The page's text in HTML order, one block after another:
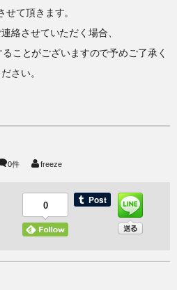
せて頂きます。
絡させていただく場合、
ことがございますので予めご了承く
ださい。
0件 freeze
0